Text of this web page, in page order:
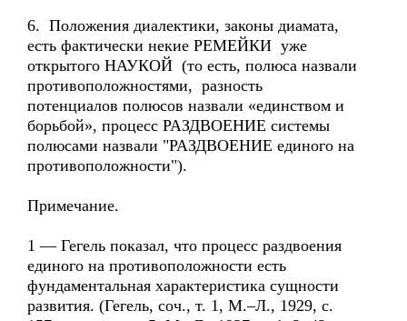
6. Положения диалектики, законы диамата,
есть фактически некие РЕМЕЙКИ уже
открытого НАУКОЙ (то есть, полюса назвали
противоположностями, разность
потенциалов полюсов назвали «единством и
борьбой», процесс РАЗДВОЕНИЕ системы
полюсами назвали "РАЗДВОЕНИЕ единого на
противоположности").
Примечание.
1 — Гегель показал, что процесс раздвоения
единого на противоположности есть
фундаментальная характеристика сущности
развития. (Гегель, соч., т. 1, М.–Л., 1929, с.